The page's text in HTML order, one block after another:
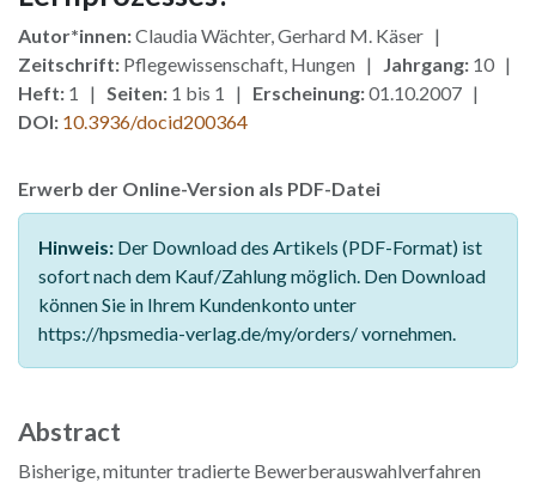
Autor*innen:Claudia Wächter, Gerhard M. Käser |
Zeitschrift: Pflegewissenschaft, Hungen | Jahrgang: 10 |
Heft: 1 | Seiten: 1 bis 1 | Erscheinung:01.10.2007 |
DOI: 10.3936/docid200364
Erwerb der Online-Version als PDF-Datei
Hinweis: Der Download des Artikels (PDF-Format) ist
sofort nach dem Kauf/Zahlung möglich. Den Download
können Sie in Ihrem Kundenkonto unter
https://hpsmedia-verlag.de/my/orders/ vornehmen.
Abstract
Bisherige, mitunter tradierte Bewerberauswahlverfahren